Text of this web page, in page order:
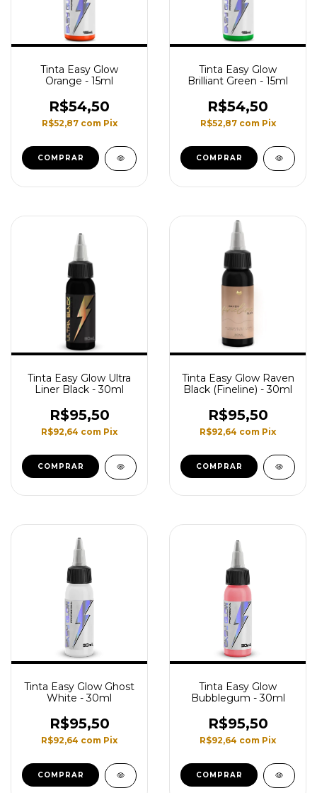
Tinta Easy Glow
Orange - 15ml
R$54,50
R$52,87 com Pix
Tinta Easy Glow
Brilliant Green - 15ml
R$54,50
R$52,87 com Pix
Tinta Easy Glow Ultra
Liner Black - 30ml
R$95,50
R$92,64 com Pix
Tinta Easy Glow Raven
Black (Fineline) - 30ml
R$95,50
R$92,64 com Pix
Tinta Easy Glow Ghost
White - 30ml
R$95,50
R$92,64 com Pix
Tinta Easy Glow
Bubblegum - 30ml
R$95,50
R$92,64 com Pix